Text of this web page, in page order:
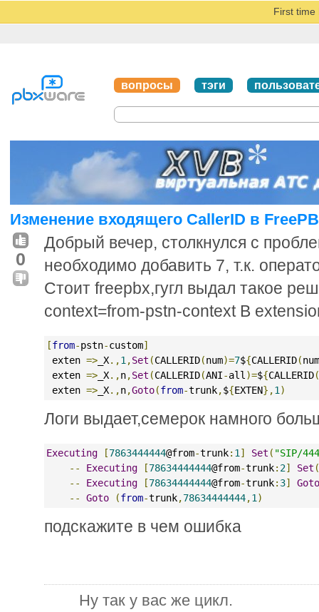
First time
вопросы тэги
Изменение входящего CallerID в
0
Добрый вечер, столкнулся с
необходимо добавить 7, т.к.
Стоит freepbx,гугл выдал такое
context=from-pstn-context В
[from-pstn-custom]
exten => _X.,1 ,Set (CALLERID(num)=7${CALLERID(num
exten => _X.,n,Set (CALLERID(ANI-all )=${CALLERID(
exten => _X.,n,Goto(from-trunk,${EXTEN},1 )
Логи выдает,семерок намного
Executing [7863444444@from-trunk: 1 ] Set ( "SIP/
--
Executing [78634444444@from-trunk: 2] Set (
--
Executing [78634444444@from-trunk: 3]
Goto
--
Goto (from-trunk,78634444444,1 )
подскажите в чем ошибка
Ну так у вас же цикл.